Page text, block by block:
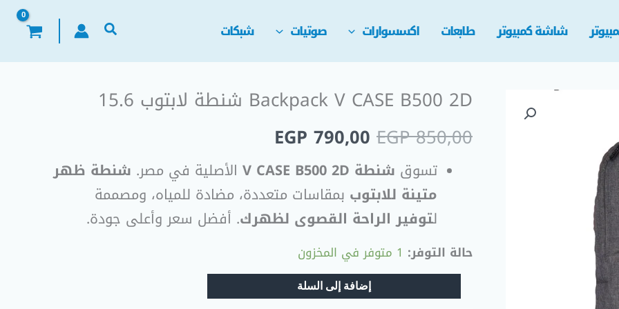
شاشة كمبيوتر طابعات اكسسوارات صوتيات شبكات
Backpack V CASE B500 2D شنطة لابتوب 15.6
EGP850,00
السعر
الأصلي
هو:
EGP 850,00.
EGP 790,00
السعر
هو:
EGP 790,00.
تسوق شنطة V CASE B500 2D الأصلية في مصر. شنطة ظهر
متينة للابتوب بمقاسات متعددة، مضادة للمياه، ومصممة
لتوفير الراحة القصوى لظهرك. أفضل سعر وأعلى جودة.
حالة التوفر: 1 متوفر في المخزون
إضافة إلى السلة